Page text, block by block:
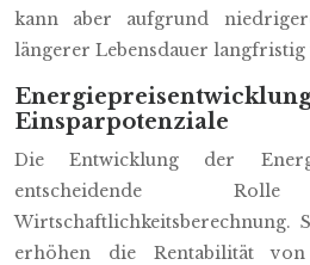
kann aber aufgrund
längerer Lebensdauer
Einsparpotenziale
Die Entwicklung der
entscheidende
Wirtschaftlichkeitsberechnung.
erhöhen die Rentabilität von